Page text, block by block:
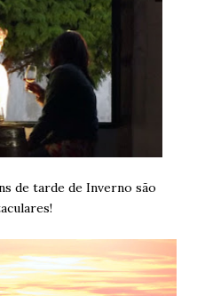
de tarde de Inverno são